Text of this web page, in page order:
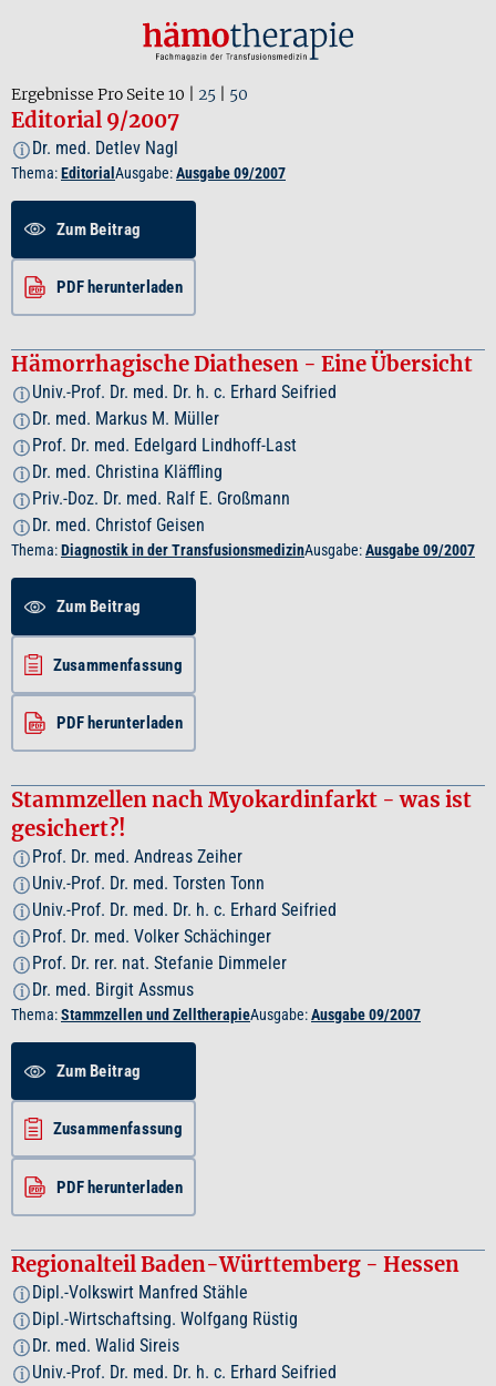
Ergebnisse Pro Seite 10 25 50
Editorial 9/2007
i Dr. med. Detlev Nagl
Thema:Editorial Ausgabe:Ausgabe 09/2007
Zum Beitrag
PDF herunterladen
Hämorrhagische Diathesen - Eine Übersicht
i Univ.-Prof. Dr. med. Dr. h. c. Erhard Seifried
i Dr. med. Markus M. Müller
i Prof. Dr. med. Edelgard Lindhoff-Last
i Dr. med. Christina Kläffling
i Priv.-Doz. Dr. med. Ralf E. Großmann
i Dr. med. Christof Geisen
Thema:Diagnostik in der TransfusionsmedizinAusgabe:Ausgabe 09/2007
Zum Beitrag
Zusammenfassung
PDF herunterladen
Stammzellen nach Myokardinfarkt - was ist
gesichert?!
i Prof. Dr. med. Andreas Zeiher
i Univ.-Prof. Dr. med. Torsten Tonn
i Univ.-Prof. Dr. med. Dr. h. c. Erhard Seifried
i Prof. Dr. med. Volker Schächinger
i Prof. Dr. rer. nat. Stefanie Dimmeler
i Dr. med. Birgit Assmus
Thema:Stammzellen und ZelltherapieAusgabe:Ausgabe 09/2007
Zum Beitrag
Zusammenfassung
PDF herunterladen
Regionalteil Baden-Württemberg - Hessen
i Dipl.-Volkswirt Manfred Stähle
i Dipl.-Wirtschaftsing. Wolfgang Rüstig
i Dr. med. Walid Sireis
i Univ.-Prof. Dr. med. Dr. h. c. Erhard Seifried